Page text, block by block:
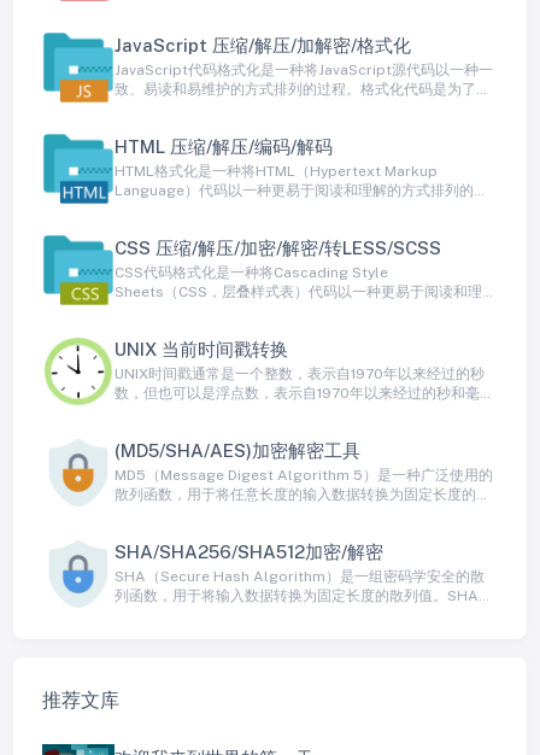
式化通过添加缩进、换行和空白字符等方式来美化JSON数
据，以便更好地呈现给人类读者。
JavaScript 压缩/解压/加解密/格式化
JavaScript代码格式化是一种将JavaScript源代码以一种一
致、易读和易维护的方式排列的过程。格式化代码是为了提
潜在的错误和提高代码的质量。
HTML 压缩/解压/编码/解码
HTML格式化是一种将HTML（Hypertext Markup
Language）代码以一种更易于阅读和理解的方式排列的过
加缩进、换行、空格和注释等方式来美化HTML代码，使其
更容易被人类读者理解。
CSS 压缩/解压/加密/解密/转LESS/SCSS
CSS代码格式化是一种将Cascading Style
Sheets（CSS，层叠样式表）代码以一种更易于阅读和理解
不太容易阅读。CSS代码格式化通过添加缩进、换行、空格
和注释等方式来美化CSS代码，以使其更容易被人类读者理
解。
UNIX 当前时间戳转换
UNIX时间戳通常是一个整数，表示自1970年以来经过的秒
数，但也可以是浮点数，表示自1970年以来经过的秒和毫秒
(MD5/SHA/AES)加密解密工具
MD5（Message Digest Algorithm 5）是一种广泛使用的
散列函数，用于将任意长度的输入数据转换为固定长度的散
但无法从散列值还原出原始数据。MD5通常用于数据校验、
数字签名、密码存储等领域。
SHA/SHA256/SHA512加密/解密
SHA（Secure Hash Algorithm）是一组密码学安全的散
列函数，用于将输入数据转换为固定长度的散列值。SHA算
推荐文库